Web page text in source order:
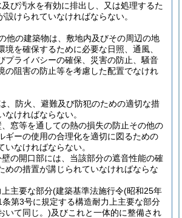
び汚水を有効に排出し、又は処理するた
設けられていなければならない。
他の建築物は、敷地内及びその周辺の地
境を確保するために必要な日照、通風、
プライバシーの確保、災害の防止、騒音
の阻害の防止等を考慮した配置でなけれ
、防火、避難及び防犯のための適切な措
なければならない。
窓等を通しての熱の損失の防止その他の
ギーの使用の合理化を適切に図るための
いなければならない。
の開口部には、当該部分の遮音性能の確
めの措置が講じられていなければならな
主要な部分(建築基準法施行令(昭和25年
条第3号に規定する構造耐力上主要な部分
いて同じ。)及びこれと一体的に整備され